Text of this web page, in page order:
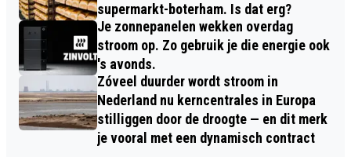
supermarkt-boterham. Is dat erg?
Je zonnepanelen wekken overdag
stroom op. Zo gebruik je die energie ook
's avonds.
Zóveel duurder wordt stroom in
Nederland nu kerncentrales in Europa
stilliggen door de droogte — en dit merk
je vooral met een dynamisch contract